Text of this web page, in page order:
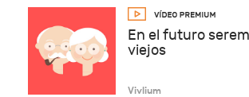
En el futuro
viejos
Vivlium